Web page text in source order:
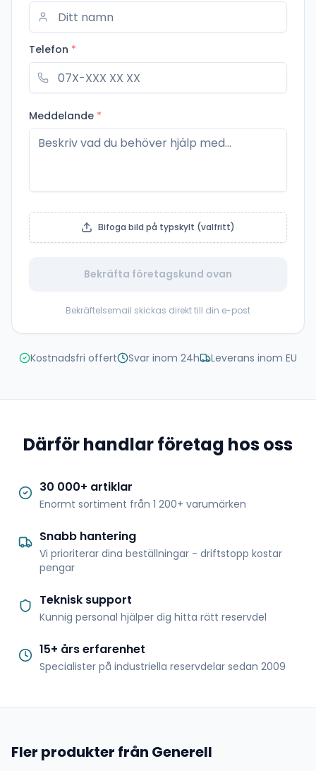
Telefon *
Meddelande *
Bifoga bild på typskylt (valfritt)
Bekräfta företagskund ovan
Bekräftelsemail skickas direkt till din e-post
Kostnadsfri offert Svar inom 24h Leverans inom EU
Därför handlar företag hos oss
30 000+ artiklar
Enormt sortiment från 1 200+ varumärken
Snabb hantering
Vi prioriterar dina beställningar - driftstopp kostar
pengar
Teknisk support
Kunnig personal hjälper dig hitta rätt reservdel
15+ års erfarenhet
Specialister på industriella reservdelar sedan 2009
Fler produkter från Generell